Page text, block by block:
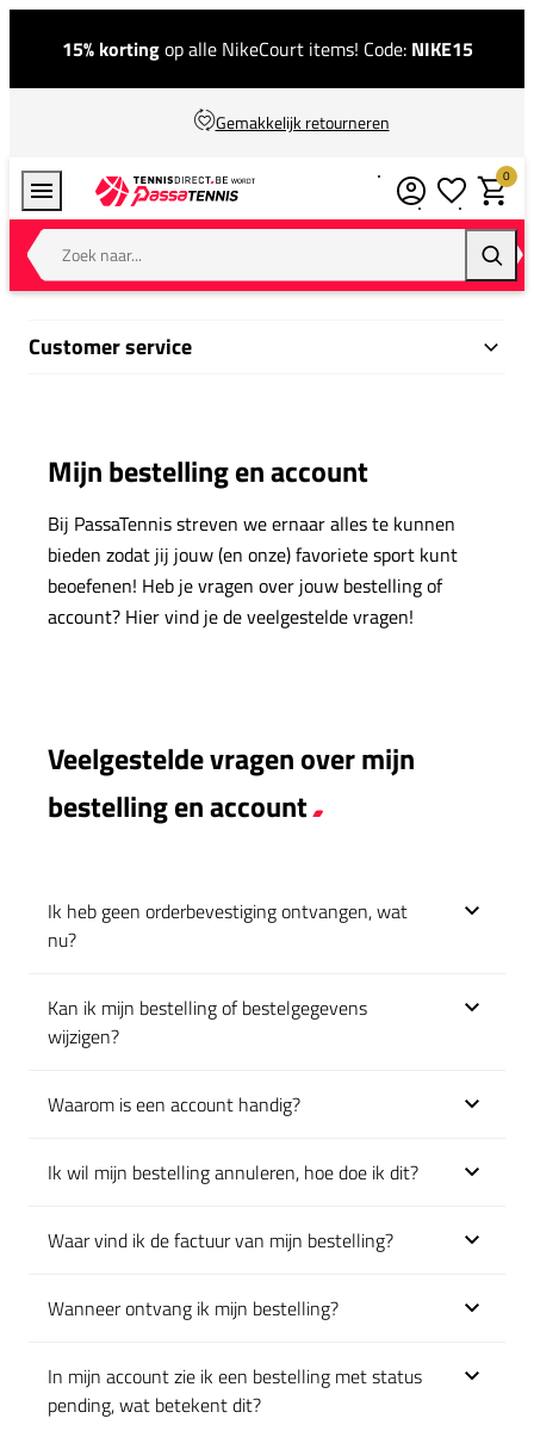
15% kortingop alle NikeCourt items! Code: NIKE15
Gemakkelijk retourneren
Zoek naar...
0
Customer service
Mijn bestelling en account
Bij PassaTennis streven we ernaar alles te kunnen
bieden zodat jij jouw (en onze) favoriete sport kunt
beoefenen! Heb je vragen over jouw bestelling of
account? Hier vind je de veelgestelde vragen!
Veelgestelde vragen over mijn
bestelling en account
Ik heb geen orderbevestiging ontvangen, wat
nu?
Klik om uit te klappen
Kan ik mijn bestelling of bestelgegevens
wijzigen?
Klik om uit te klappen
Waarom is een account handig?
Klik om uit te klappen
Ik wil mijn bestelling annuleren, hoe doe ik dit?
Klik om uit te klappen
Waar vind ik de factuur van mijn bestelling?
Klik om uit te klappen
Wanneer ontvang ik mijn bestelling?
Klik om uit te klappen
In mijn account zie ik een bestelling met status
pending, wat betekent dit?
Klik om uit te klappen